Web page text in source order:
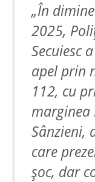
„În
2025,
Secuiesc
apel prin
112, cu
marginea
Sânzieni,
care
șoc, dar